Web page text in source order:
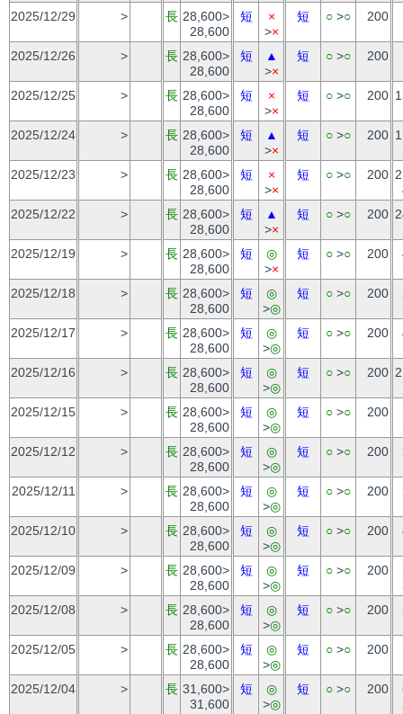
2025/12/29 > 長 28,600>
28,600
短
×
>×
短 ○ >○ 200
2025/12/26 > 長 28,600>
28,600
短
▲
>×
短 ○ >○ 200
2025/12/25 > 長 28,600>
28,600
短
×
>×
短 ○ >○ 200
2025/12/24 > 長 28,600>
28,600
短
▲
>×
短 ○ >○ 200
2025/12/23
> 長 28,600>
28,600
短
×
>×
短 ○ >○ 200
2025/12/22
> 長 28,600>
28,600
短
▲
>×
短 ○ >○ 200
2025/12/19
> 長 28,600>
28,600
短
◎
>×
短 ○ >○ 200
2025/12/18
> 長 28,600>
28,600
短
◎
>◎
短 ○ >○ 200
2025/12/17
> 長 28,600>
28,600
短
◎
>◎
短 ○ >○ 200
2025/12/16 > 長 28,600>
28,600
短
◎
>◎
短 ○ >○ 200
2025/12/15
> 長 28,600>
28,600
短
◎
>◎
短 ○ >○ 200
2025/12/12 > 長 28,600>
28,600
短
◎
>◎
短 ○ >○ 200
2025/12/11 > 長 28,600>
28,600
短
◎
>◎
短 ○ >○ 200
2025/12/10 > 長 28,600>
28,600
短
◎
>◎
短 ○ >○ 200
2025/12/09
> 長 28,600>
28,600
短
◎
>◎
短 ○ >○ 200
2025/12/08
> 長 28,600>
28,600
短
◎
>◎
短 ○ >○ 200
2025/12/05 > 長 28,600>
28,600
短
◎
>◎
短 ○ >○ 200
2025/12/04 > 長 31,600>
31,600
短
◎
>◎
短 ○ >○ 200